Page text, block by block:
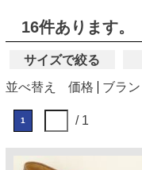
16件あります。
サイズで絞る
並べ替え
価格 ブラン
1 / 1